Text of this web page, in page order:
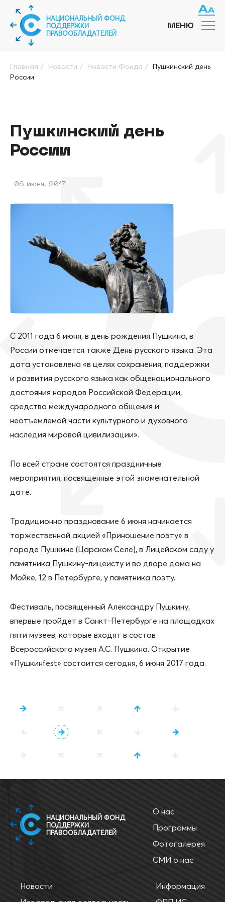
НАЦИОНАЛЬНЫЙ ФОНД
ПОДДЕРЖКИ
ПРАВООБЛАДАТЕЛЕЙ
МЕНЮ
Главная / Новости / Новости Фонда / Пушкинский день
России
Пушкинский день
России
06 июня, 2017
С 2011 года 6 июня, в день рождения Пушкина, в
России отмечается также День русского языка. Эта
дата установлена «в целях сохранения, поддержки
и развития русского языка как общенационального
достояния народов Российской Федерации,
средства международного общения и
неотъемлемой части культурного и духовного
наследия мировой цивилизации».
По всей стране состоятся праздничные
мероприятия, посвященные этой знаменательной
дате.
Традиционно празднование 6 июня начинается
торжественной акцией «Приношение поэту» в
городе Пушкине (Царском Селе), в Лицейском саду у
памятника Пушкину-лицеисту и во дворе дома на
Мойке, 12 в Петербурге, у памятника поэту.
Фестиваль, посвященный Александру Пушкину,
впервые пройдет в Санкт-Петербурге на площадках
пяти музеев, которые входят в состав
Всероссийского музея А.С. Пушкина. Открытие
«Пушкинfest» состоится сегодня, 6 июня 2017 года.
НАЦИОНАЛЬНЫЙ ФОНД
ПОДДЕРЖКИ
ПРАВООБЛАДАТЕЛЕЙ
О нас
Программы
Фотогалерея
СМИ о нас
Новости
Информация